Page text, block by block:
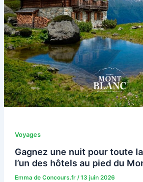
Voyages
Gagnez une nuit pour toute
l’un des hôtels au pied du
Emma de Concours.fr /13 juin 2026